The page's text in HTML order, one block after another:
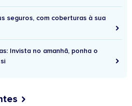
seguros, com coberturas à sua
Invista no amanhã, ponha o